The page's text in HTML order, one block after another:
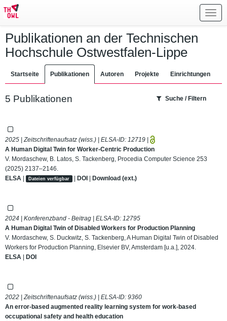
Publikationen an der Technischen
Hochschule Ostwestfalen-Lippe
Startseite Publikationen Autoren Projekte Einrichtungen
5 Publikationen Suche / Filtern
2025 | Zeitschriftenaufsatz (wiss.) | ELSA-ID: 12719 |
A Human Digital Twin for Worker-Centric Production
V. Mordaschew, B. Latos, S. Tackenberg, Procedia Computer Science 253
(2025) 2137–2146.
ELSA | Dateien verfügbar | DOI| Download (ext.)
2024 | Konferenzband - Beitrag | ELSA-ID: 12795
A Human Digital Twin of Disabled Workers for Production Planning
V. Mordaschew, S. Duckwitz, S. Tackenberg, A Human Digital Twin of Disabled
Workers for Production Planning, Elsevier BV, Amsterdam [u.a.], 2024.
ELSA | DOI
2022 | Zeitschriftenaufsatz (wiss.) | ELSA-ID: 9360
An error-based augmented reality learning system for work-based
occupational safety and health education